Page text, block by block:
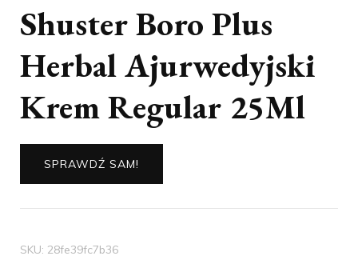
Shuster Boro Plus
Herbal Ajurwedyjski
Krem Regular 25Ml
SPRAWDŹ SAM!
SKU: 28fe39fc7b36